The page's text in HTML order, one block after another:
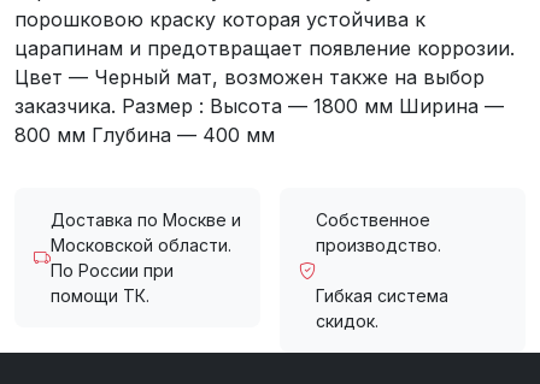
порошковою краску которая устойчива к
царапинам и предотвращает появление коррозии.
Цвет — Черный мат, возможен также на выбор
заказчика. Размер : Высота — 1800 мм Ширина —
800 мм Глубина — 400 мм
Доставка по Москве и
Московской области.
По России при
помощи ТК.
Собственное
производство.
Гибкая система
скидок.